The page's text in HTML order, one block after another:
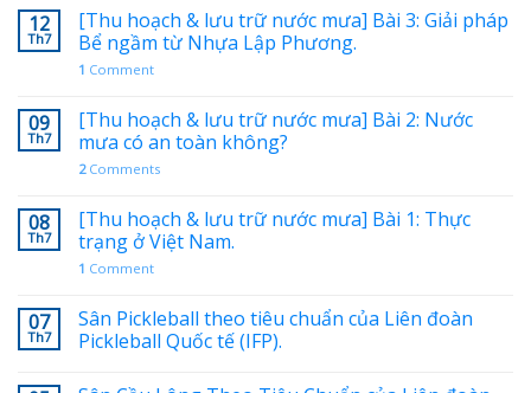
12
Th7
[Thu hoạch & lưu trữ nước mưa] Bài 3: Giải pháp
Bể ngầm từ Nhựa Lập Phương.
1 Comment
09
Th7
[Thu hoạch & lưu trữ nước mưa] Bài 2: Nước
mưa có an toàn không?
2Comments
08
Th7
[Thu hoạch & lưu trữ nước mưa] Bài 1: Thực
trạng ở Việt Nam.
1 Comment
07
Th7
Sân Pickleball theo tiêu chuẩn của Liên đoàn
Pickleball Quốc tế (IFP).